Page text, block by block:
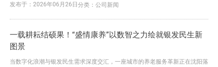
产业互联网模式下银发经济高质量发展路径。 当前养老行业普遍存在四大痛
点：居家养老安全监护难、上门服务缺乏标准化质控；中小养老机构数字化改
发布于：2026年06月26日 分类： 公司新闻
一载耕耘结硕果！“盛情康养”以数智之力绘就银发民生新
图景
当数字化浪潮与银发民生需求深度交汇，一座城市的养老服务革新正在沈阳落